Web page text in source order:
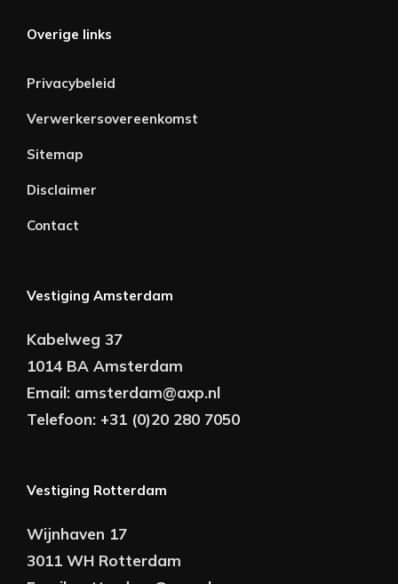
Overige links
Privacybeleid
Verwerkersovereenkomst
Sitemap
Disclaimer
Contact
Vestiging Amsterdam
Kabelweg 37
1014 BA Amsterdam
Email: amsterdam@axp.nl
Telefoon: +31 (0)20 280 7050
Vestiging Rotterdam
Wijnhaven 17
3011 WH Rotterdam